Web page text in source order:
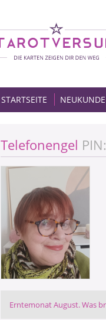
STARTSEITE
Telefonengel
Erntemonat August. Was